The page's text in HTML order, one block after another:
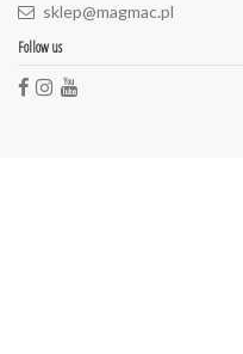
sklep@magmac.pl
Follow us